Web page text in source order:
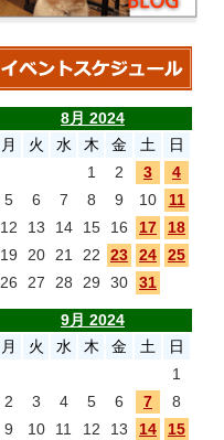
8月 2024
月
火 水 木 金 土
日
1
2 3
4
5
6 7 8 9 10
11
12
13 14 15 16 17
18
19
20 21 22 23 24
25
26
27 28 29 30 31
9月 2024
月
火 水 木 金 土
日
1
2
3 4 5 6 7
8
9
10 11 12 13 14
15